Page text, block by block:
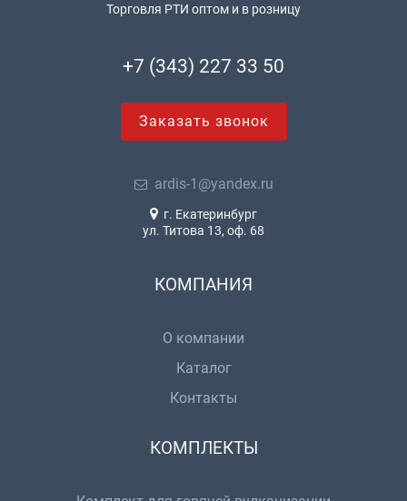
Торговля РТИ оптом и в розницу
+7 (343) 227 33 50
Заказать звонок
ardis-1@yandex.ru
г. Екатеринбург
ул. Титова 13, оф. 68
КОМПАНИЯ
О компании
Каталог
Контакты
КОМПЛЕКТЫ